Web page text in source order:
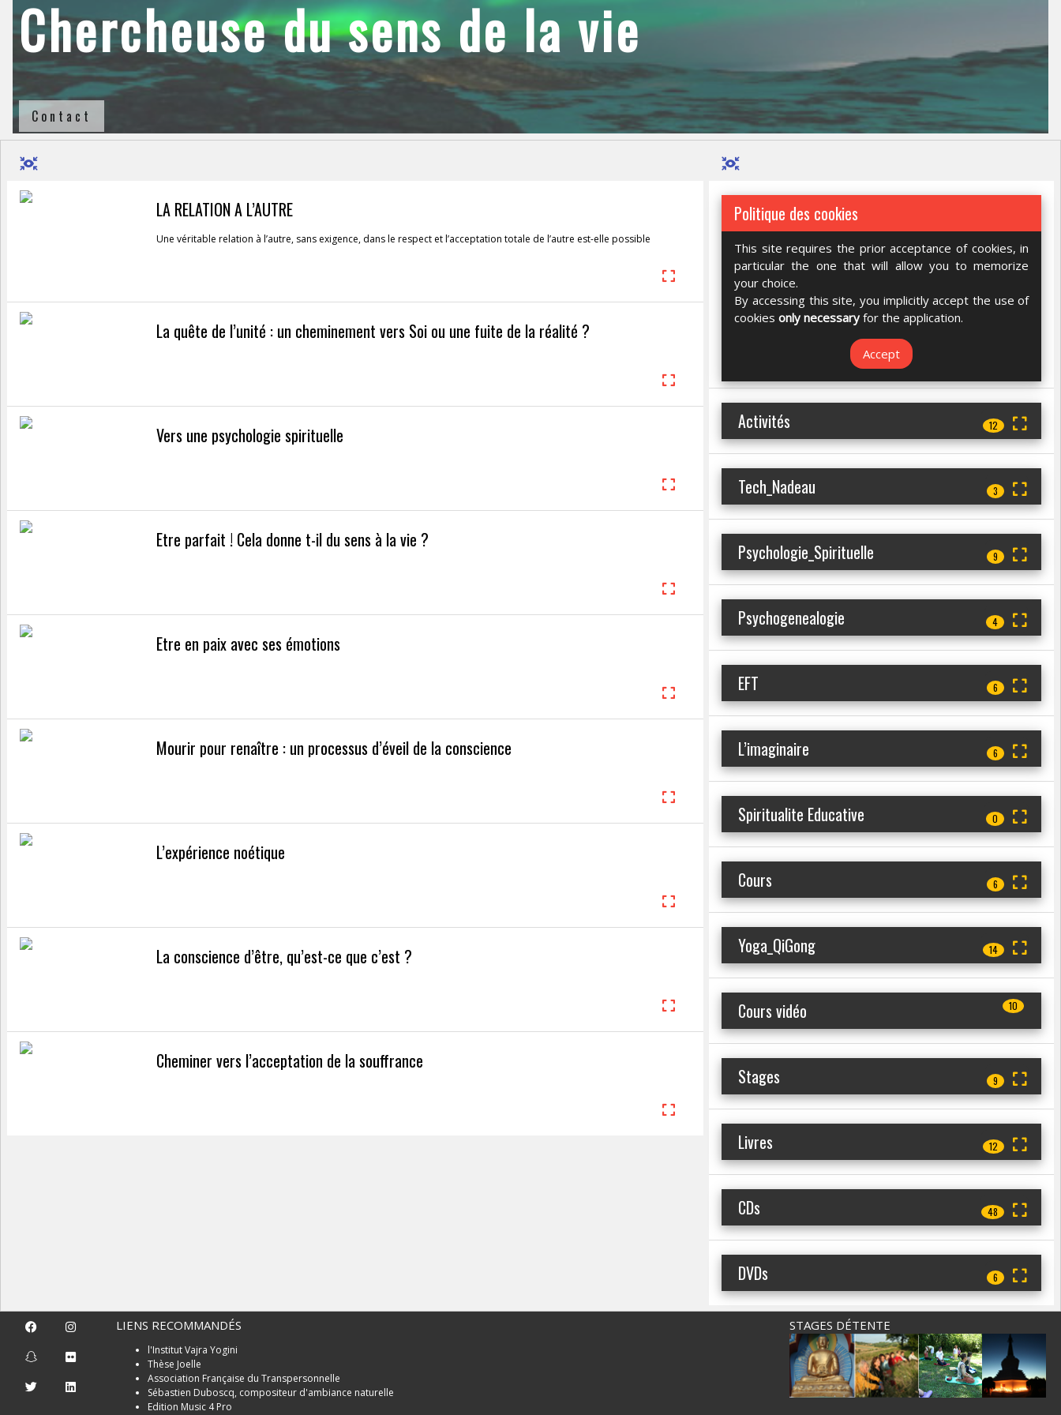
Chercheuse du sens de la vie
Contact
LA RELATION A L’AUTRE
Une véritable relation à l’autre, sans exigence, dans le respect et l’acceptation totale de l’autre est-elle possible
La quête de l’unité : un cheminement vers Soi ou une fuite de la réalité ?
Vers une psychologie spirituelle
Etre parfait ! Cela donne t-il du sens à la vie ?
Etre en paix avec ses émotions
Mourir pour renaître : un processus d’éveil de la conscience
L’expérience noétique
La conscience d’être, qu’est-ce que c’est ?
Cheminer vers l’acceptation de la souffrance
Politique des cookies
This site requires the prior acceptance of cookies, in
particular the one that will allow you to memorize
your choice.
By accessing this site, you implicitly accept the use of
cookiesonly necessary for the application.
Accept
Activités 12
Tech_Nadeau 3
Psychologie_Spirituelle 9
Psychogenealogie 4
EFT 6
L’imaginaire 6
Spiritualite Educative 0
Cours 6
Yoga_QiGong 14
Cours vidéo 10
Stages 9
Livres 12
CDs 48
DVDs 6
LIENS RECOMMANDÉS
l'Institut Vajra Yogini
Thèse Joelle
Association Française du Transpersonnelle
Sébastien Duboscq, compositeur d'ambiance naturelle
Edition Music 4 Pro
STAGES DÉTENTE